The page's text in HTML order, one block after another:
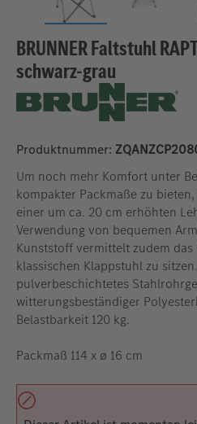
BRUNNER Faltstuhl
schwarz-grau
Produktnummer:
Um noch mehr Komfort unter
kompakter Packmaße zu
einer um ca. 20 cm erhöhten
Verwendung von bequemen
Kunststoff vermittelt zudem das
klassischen Klappstuhl zu
pulverbeschichtetes
witterungsbeständiger
Belastbarkeit 120 kg.
Packmaß 114 x ø 16 cm